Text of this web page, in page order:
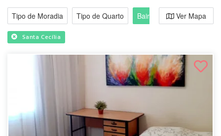
Tipo de Moradia Tipo de Quarto Bairro / RegiãoVer Mapa
Santa Cecília